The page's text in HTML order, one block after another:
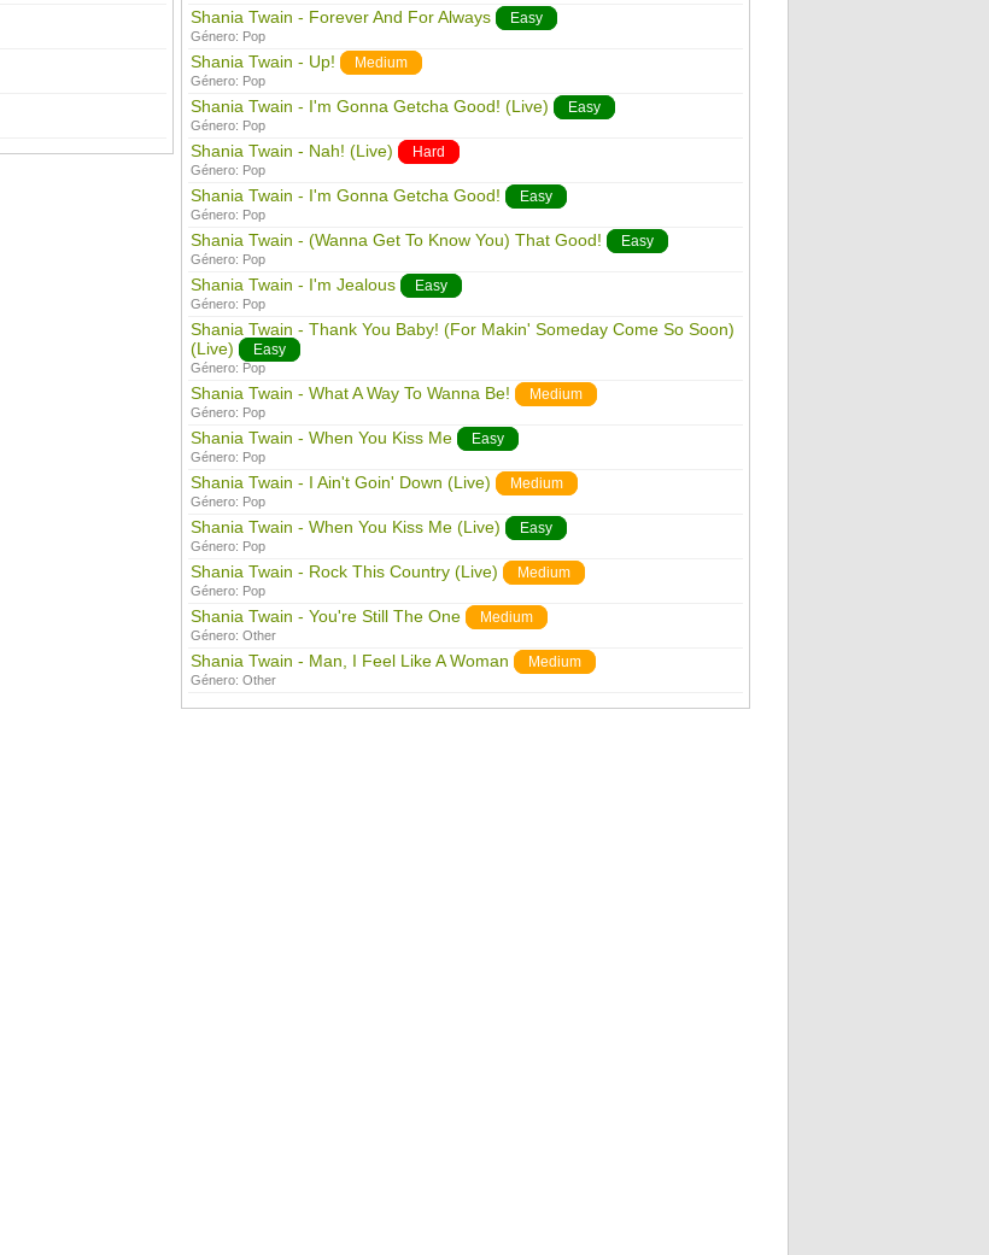
Shania Twain - Forever And For Always Easy
Género: Pop
Shania Twain - Up! Medium
Género: Pop
Shania Twain - I'm Gonna Getcha Good! (Live) Easy
Género: Pop
Shania Twain - Nah! (Live) Hard
Género: Pop
Shania Twain - I'm Gonna Getcha Good! Easy
Género: Pop
Shania Twain - (Wanna Get To Know You) That Good! Easy
Género: Pop
Shania Twain - I'm Jealous Easy
Género: Pop
Shania Twain - Thank You Baby! (For Makin' Someday Come So Soon)
(Live)
Easy
Género: Pop
Shania Twain - What A Way To Wanna Be! Medium
Género: Pop
Shania Twain - When You Kiss Me Easy
Género: Pop
Shania Twain - I Ain't Goin' Down (Live) Medium
Género: Pop
Shania Twain - When You Kiss Me (Live) Easy
Género: Pop
Shania Twain - Rock This Country (Live) Medium
Género: Pop
Shania Twain - You're Still The One Medium
Género: Other
Shania Twain - Man, I Feel Like A Woman Medium
Género: Other